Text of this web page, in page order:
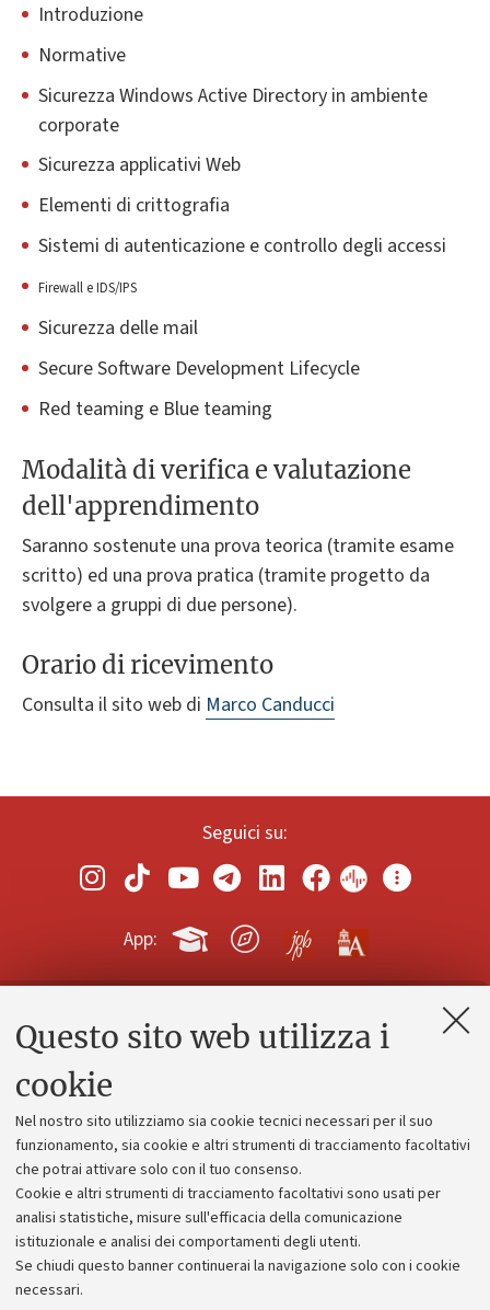
Questo sito web utilizza i
cookie
Nel nostro sito utilizziamo sia cookie tecnici necessari per il suo
funzionamento, sia cookie e altri strumenti di tracciamento facoltativi
che potrai attivare solo con il tuo consenso.
Cookie e altri strumenti di tracciamento facoltativi sono usati per
analisi statistiche, misure sull'efficacia della comunicazione
istituzionale e analisi dei comportamenti degli utenti.
Se chiudi questo banner continuerai la navigazione solo con i cookie
necessari.
Introduzione
Normative
Sicurezza Windows Active Directory in ambiente
corporate
Sicurezza applicativi Web
Elementi di crittografia
Sistemi di autenticazione e controllo degli accessi
Firewall e IDS/IPS
Sicurezza delle mail
Secure Software Development Lifecycle
Red teaming e Blue teaming
Modalità di verifica e valutazione
dell'apprendimento
Saranno sostenute una prova teorica (tramite esame
scritto) ed una prova pratica (tramite progetto da
svolgere a gruppi di due persone).
Orario di ricevimento
Consulta il sito web di Marco Canducci
Seguici su:
App:
Contatti e PEC
Alumni community
Piano strategico
Bilanci
Donazioni e 5x1000